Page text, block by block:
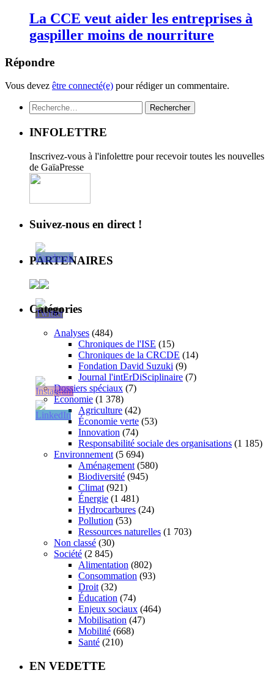
La CCE veut aider les entreprises à
gaspiller moins de nourriture
Répondre
Vous devez être connecté(e) pour rédiger un commentaire.
Rechercher :
INFOLETTRE
Inscrivez-vous à l'infolettre pour recevoir toutes les nouvelles
de GaïaPresse
Suivez-nous en direct !
PARTENAIRES
Catégories
Analyses (484)
Chroniques de l'ISE (15)
Chroniques de la CRCDE (14)
Fondation David Suzuki (9)
Journal l'intErDiSciplinaire (7)
Dossiers spéciaux (7)
Économie (1 378)
Agriculture (42)
Économie verte (53)
Innovation (74)
Responsabilité sociale des organisations (1 185)
Environnement (5 694)
Aménagement (580)
Biodiversité (945)
Climat (921)
Énergie (1 481)
Hydrocarbures (24)
Pollution (53)
Ressources naturelles (1 703)
Non classé (30)
Société (2 845)
Alimentation (802)
Consommation (93)
Droit (32)
Éducation (74)
Enjeux sociaux (464)
Mobilisation (47)
Mobilité (668)
Santé (210)
EN VEDETTE